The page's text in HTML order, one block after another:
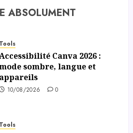
réussir
le
07/2026
0
ABSOLUMENT
Tools
Canva 2026 :
sombre, langue et
appareils
10/08/2026 0
Tools